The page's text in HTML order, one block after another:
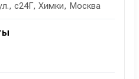
с24Г, Химки, Москва